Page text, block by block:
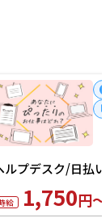
ルプデスク/日払い
給 1,750円～